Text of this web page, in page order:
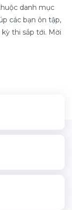
danh mục
các bạn ôn tập,
thi sắp tới. Mời